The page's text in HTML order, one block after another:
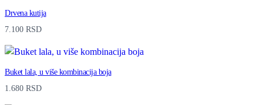
Drvena kutija
7.100 RSD
Buket lala, u više kombinacija boja
1.680 RSD